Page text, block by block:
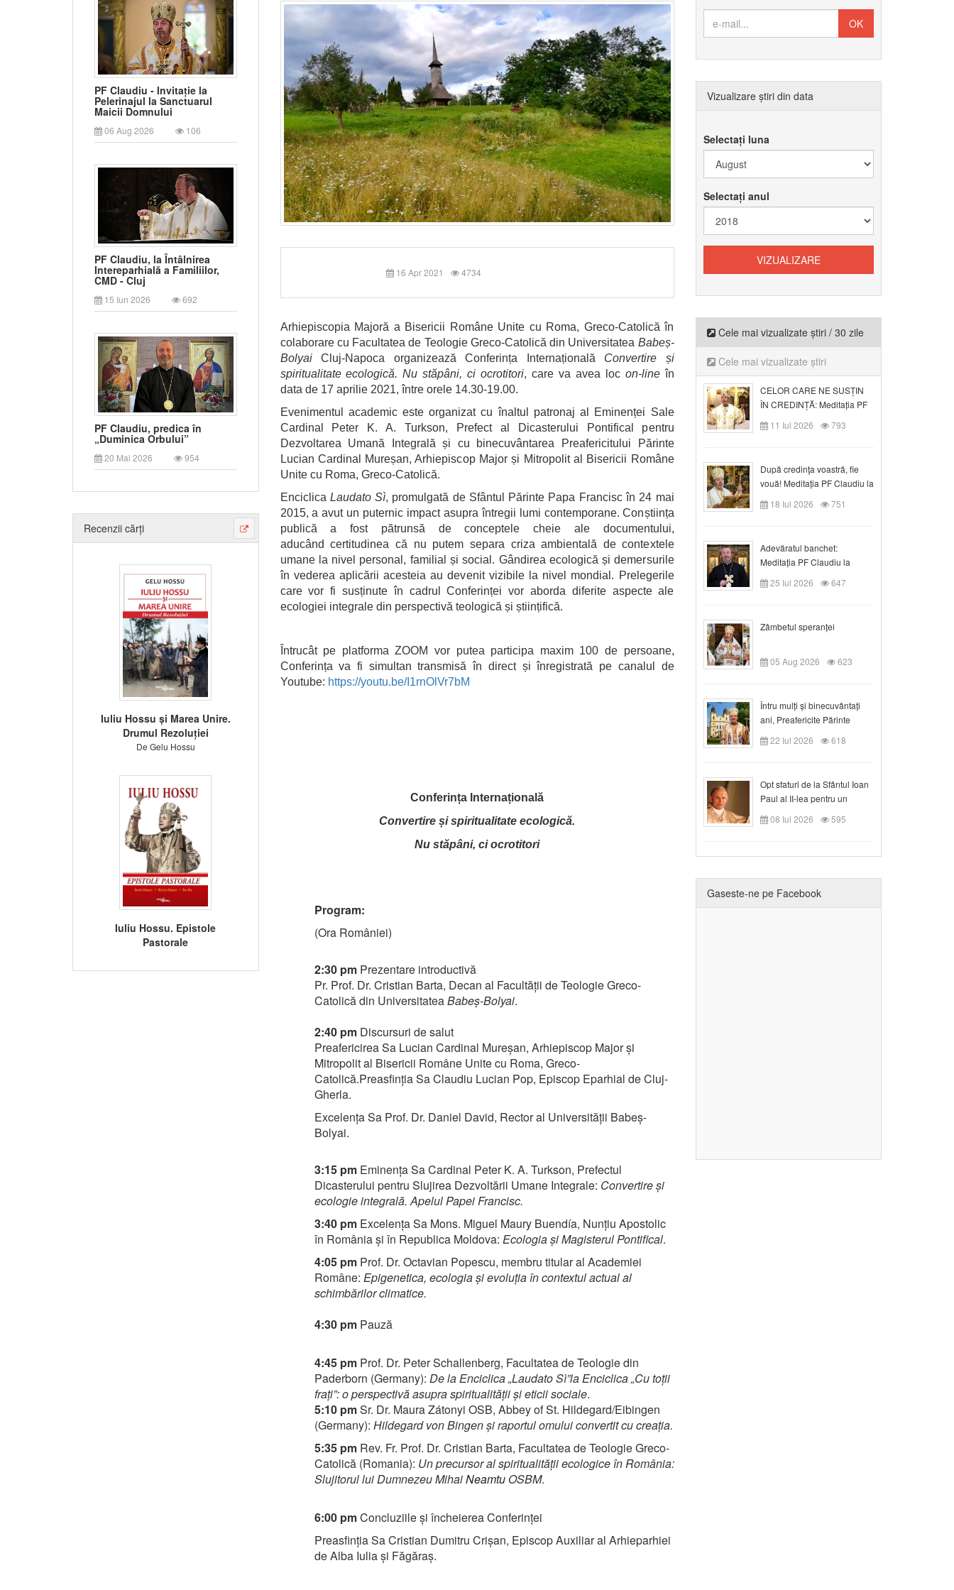
PF Claudiu - Invitație la
Pelerinajul la Sanctuarul
Maicii Domnului
06 Aug 2026 106
PF Claudiu, la Întâlnirea
Intereparhială a Familiilor,
CMD - Cluj
15 Iun 2026 692
PF Claudiu, predica în
„Duminica Orbului”
20 Mai 2026 954
Recenzii cărți
Iuliu Hossu și Marea Unire.
Drumul Rezoluției
De Gelu Hossu
Iuliu Hossu. Epistole
Pastorale
16 Apr 2021 4734
Arhiepiscopia Majoră a Bisericii Române Unite cu Roma, Greco-Catolică în
colaborare cu Facultatea de Teologie Greco-Catolică din Universitatea Babeș-
BolyaiCluj-Napoca organizează Conferința Internațională Convertire și
spiritualitate ecologică. Nu stăpâni, ci ocrotitori, care va avea loc on-lineîn
data de 17 aprilie 2021, între orele 14.30-19.00.
Evenimentul academic este organizat cu înaltul patronaj al Eminenței Sale
Cardinal Peter K. A. Turkson, Prefect al Dicasterului Pontifical pentru
Dezvoltarea Umană Integrală și cu binecuvântarea Preafericitului Părinte
Lucian Cardinal Mureșan, Arhiepiscop Major și Mitropolit al Bisericii Române
Unite cu Roma, Greco-Catolică.
Enciclica Laudato Sì, promulgată de Sfântul Părinte Papa Francisc în 24 mai
2015, a avut un puternic impact asupra întregii lumi contemporane. Conștiința
publică a fost pătrunsă de conceptele cheie ale documentului,
aducând certitudinea că nu putem separa criza ambientală de contextele
umane la nivel personal, familial și social. Gândirea ecologică și demersurile
în vederea aplicării acesteia au devenit vizibile la nivel mondial. Prelegerile
care vor fi susținute în cadrul Conferinței vor aborda diferite aspecte ale
ecologiei integrale din perspectivă teologică și științifică.
Întrucât pe platforma ZOOM vor putea participa maxim 100 de persoane,
Conferința va fi simultan transmisă în direct și înregistrată pe canalul de
Youtube: https://youtu.be/I1rnOlVr7bM
Conferința Internațională
Convertire și spiritualitate ecologică.
Nu stăpâni, ci ocrotitori
Program:
(Ora României)
2:30 pmPrezentare introductivă
Pr. Prof. Dr. Cristian Barta, Decan al Facultății de Teologie Greco-
Catolică din UniversitateaBabeș-Bolyai.
2:40 pmDiscursuri de salut
Preafericirea Sa Lucian Cardinal Mureșan, Arhiepiscop Major și
Mitropolit al Bisericii Române Unite cu Roma, Greco-
Catolică.Preasfinția Sa Claudiu Lucian Pop, Episcop Eparhial de Cluj-
Gherla.
Excelența Sa Prof. Dr. Daniel David, Rector al Universității Babeș-
Bolyai.
3:15 pmEminența Sa Cardinal Peter K. A. Turkson, Prefectul
Dicasterului pentru Slujirea Dezvoltării Umane Integrale: Convertire și
ecologie integrală. Apelul Papei Francisc.
3:40 pmExcelența Sa Mons. Miguel Maury Buendía, Nunțiu Apostolic
în România și în Republica Moldova: Ecologia și Magisterul Pontifical.
4:05 pmProf. Dr. Octavian Popescu, membru titular al Academiei
Române: Epigenetica, ecologia și evoluția în contextul actual al
schimbărilor climatice.
4:30 pmPauză
4:45 pmProf. Dr. Peter Schallenberg, Facultatea de Teologie din
Paderborn (Germany): De la Enciclica „LaudatoSì”laEnciclica „Cu toții
frați”: o perspectivă asupra spiritualității și eticii sociale.
5:10 pmSr. Dr. Maura Zátonyi OSB, Abbey of St. Hildegard/Eibingen
(Germany): Hildegard von Bingen și raportul omului convertit cu creația.
5:35 pmRev. Fr. Prof. Dr. Cristian Barta, Facultatea de Teologie Greco-
Catolică (Romania): Un precursor al spiritualității ecologice în România:
Slujitorul lui Dumnezeu MihaiNeamtuOSBM.
6:00 pmConcluziile și încheierea Conferinței
Preasfinția Sa Cristian Dumitru Crișan, Episcop Auxiliar al Arhieparhiei
de Alba Iulia și Făgăraș.
Vizualizare știri din data
Selectați luna
Selectați anul
Cele mai vizualizate știri / 30 zile
Cele mai vizualizate știri
CELOR CARE NE SUSȚIN
ÎN CREDINȚĂ: Meditația PF
Claudiu la Duminica a VI-a
după Rusalii
11 Iul 2026 793
După credinţa voastră, fie
vouă! Meditația PF Claudiu la
duminica a VII-a după Rusalii
18 Iul 2026 751
Adevăratul banchet:
Meditația PF Claudiu la
Duminica a VIII-a după
Rusalii
25 Iul 2026 647
Zâmbetul speranței
05 Aug 2026 623
Întru mulți și binecuvântați
ani, Preafericite Părinte
Claudiu!
22 Iul 2026 618
Opt sfaturi de la Sfântul Ioan
Paul al II-lea pentru un
creștin
08 Iul 2026 595
Gaseste-ne pe Facebook